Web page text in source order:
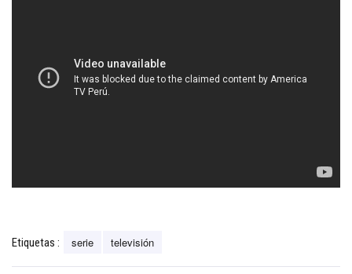
Etiquetas : serie televisión